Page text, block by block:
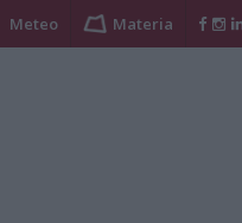
Meteo Materia